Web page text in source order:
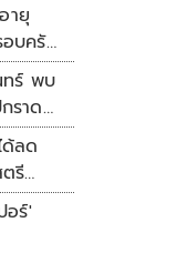
ายุ
บครัว
ทร์ พบ
ราด
ด้ลด
รี
อร์'